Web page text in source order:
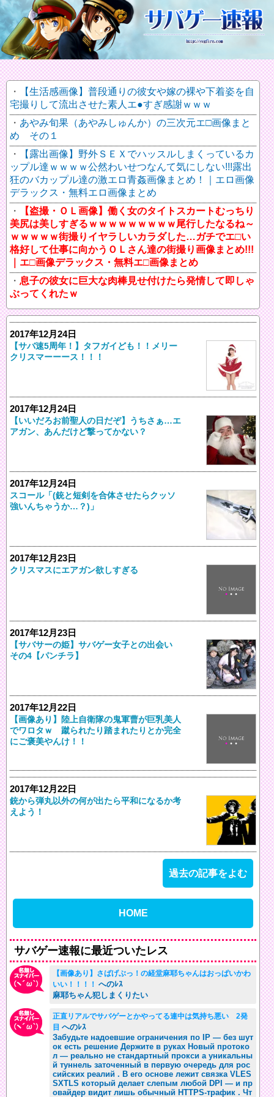
【生活感画像】普段通りの彼女や嫁の裸や下着姿を自
宅撮りして流出させた素人エ●すぎ感謝ｗｗｗ
あやみ旬果（あやみしゅんか）の三次元エ□画像まと
め その１
【露出画像】野外ＳＥＸでハッスルしまくっているカ
ップル達ｗｗｗｗ公然わいせつなんて気にしない!!!露出
狂のバカップル達の激エロ青姦画像まとめ！｜エロ画像
デラックス・無料エロ画像まとめ
【盗撮・ＯＬ画像】働く女のタイトスカートむっちり
美尻は美しすぎるｗｗｗｗｗｗｗｗｗ尾行したなるね～
ｗｗｗｗｗ街撮りイヤラしいカラダした…ガチでエ□い
格好して仕事に向かうＯＬさん達の街撮り画像まとめ!!!
｜エ□画像デラックス・無料エ□画像まとめ
息子の彼女に巨大な肉棒見せ付けたら発情して即しゃ
ぶってくれたｗ
2017年12月24日
【サバ速5周年！】タフガイども！！メリー
クリスマーーース！！！
2017年12月24日
【いいだろお前聖人の日だぞ】うちさぁ…エ
アガン、あんだけど撃ってかない？
2017年12月24日
スコール「(銃と短剣を合体させたらクッソ
強いんちゃうか…？)」
2017年12月23日
クリスマスにエアガン欲しすぎる
2017年12月23日
【サバサーの姫】サバゲー女子との出会い
その4【パンチラ】
2017年12月22日
【画像あり】陸上自衛隊の鬼軍曹が巨乳美人
でワロタｗ 蹴られたり踏まれたりとか完全
にご褒美やんけ！！
2017年12月22日
銃から弾丸以外の何が出たら平和になるか考
えよう！
過去の記事をよむ
HOME
サバゲー速報に最近ついたレス
【画像あり】さばげぶっ！の経堂麻耶ちゃんはおっぱいかわ
いい！！！！ へのﾚｽ
麻耶ちゃん犯しまくりたい
正直リアルでサバゲーとかやってる連中は気持ち悪い 2発
目 へのﾚｽ
Забудьте надоевшие ограничения по IP — без шут
ок есть решение Держите в руках Новый протоко
л — реально не стандартный прокси а уникальны
й туннель заточенный в первую очередь для рос
сийских реалий . В его основе лежит связка VLES
SXTLS который делает слепым любой DPI — и пр
овайдер видит лишь обычный HTTPS-трафик . Чт